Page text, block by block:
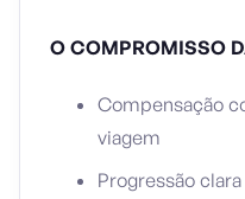
O COMPROMISSO
Compensação
viagem
Progressão